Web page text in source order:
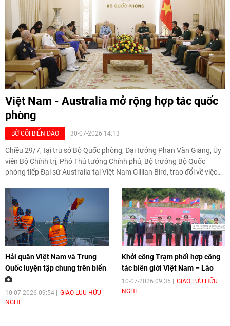
Việt Nam - Australia mở rộng hợp tác quốc
phòng
30-07-2026 14:13
BỜ CÕI BIỂN ĐẢO
Chiều 29/7, tại trụ sở Bộ Quốc phòng, Đại tướng Phan Văn Giang, Ủy
viên Bộ Chính trị, Phó Thủ tướng Chính phủ, Bộ trưởng Bộ Quốc
phòng tiếp Đại sứ Australia tại Việt Nam Gillian Bird, trao đổi về việc
Hải quân Việt Nam và Trung
Quốc luyện tập chung trên biển
10-07-2026 09:54
GIAO LƯU HỮU
NGHỊ
Khởi công Trạm phối hợp công
tác biên giới Việt Nam – Lào
10-07-2026 09:35
GIAO LƯU HỮU
NGHỊ